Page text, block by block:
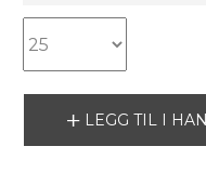
LEGG TIL I